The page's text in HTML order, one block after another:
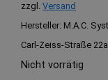
zzgl. Versand
Hersteller: M.A.C.
Carl-Zeiss-Straße
Nicht vorrätig